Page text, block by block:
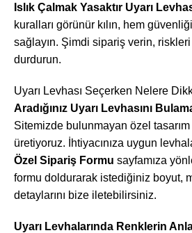
Islık Çalmak Yasaktır Uyarı
kuralları görünür kılın, hem
sağlayın. Şimdi sipariş verin,
durdurun.
Uyarı Levhası Seçerken Nelere
Aradığınız Uyarı Levhasını
Sitemizde bulunmayan özel tasarım
üretiyoruz. İhtiyacınıza uygun
Özel Sipariş Formu sayfamıza
formu doldurarak istediğiniz boyut,
detaylarını bize iletebilirsiniz.
Uyarı Levhalarında Renklerin